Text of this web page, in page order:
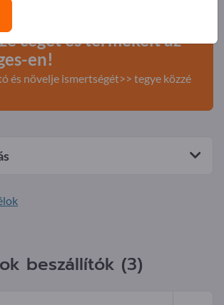
cégét és termékeit az
en!
és növelje ismertségét>> tegye közzé
beszállítók (3)